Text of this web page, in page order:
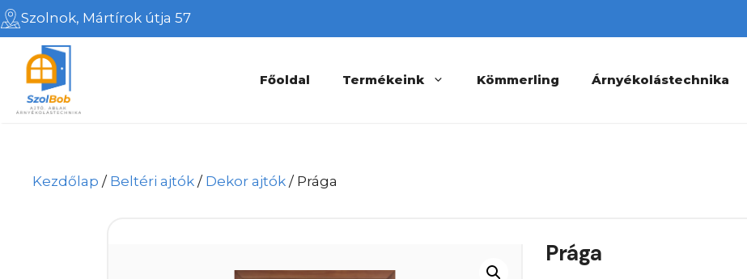
Kilépés
a
tartalomba
Szolnok, Mártírok útja 57
Főoldal Termékeink Kömmerling Árnyékolástechnika
Kezdőlap / Beltéri ajtók / Dekor ajtók / Prága
Prága